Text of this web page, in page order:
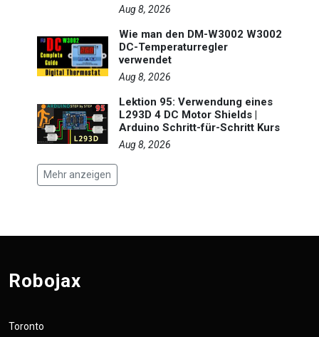
Aug 8, 2026
Wie man den DM-W3002 W3002
DC-Temperaturregler
verwendet
Aug 8, 2026
Lektion 95: Verwendung eines
L293D 4 DC Motor Shields |
Arduino Schritt-für-Schritt Kurs
Aug 8, 2026
Mehr anzeigen
Robojax
Toronto